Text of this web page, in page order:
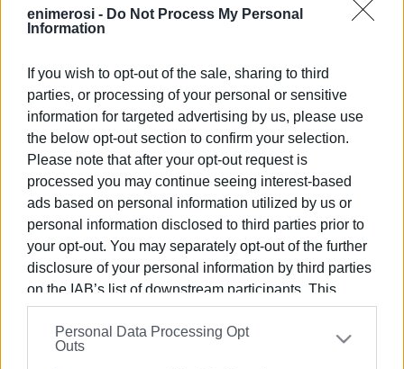
enimerosi - Do Not Process My Personal
Information
If you wish to opt-out of the sale, sharing to third
parties, or processing of your personal or sensitive
information for targeted advertising by us, please use
the below opt-out section to confirm your selection.
Please note that after your opt-out request is
processed you may continue seeing interest-based
ads based on personal information utilized by us or
personal information disclosed to third parties prior to
your opt-out. You may separately opt-out of the further
disclosure of your personal information by third parties
on the IAB’s list of downstream participants. This
information may also be disclosed by us to third parties
on theIAB’s List of Downstream Participants
that may
further disclose it to other third parties.
Personal Data Processing Opt
Outs
Στην πρώτη περίπτωση, ένα αυτοκίνητο συγκρούστηκε
δύο αυτοκίνητα.
Σε κανένα από τα δύο συμβάντα δεν υπήρξε κάποιος
τραυματισμός.
ΦΩΤΟ@ ΕΝΗΜΕΡΩΣΗ
Εμφανίσεις: 119